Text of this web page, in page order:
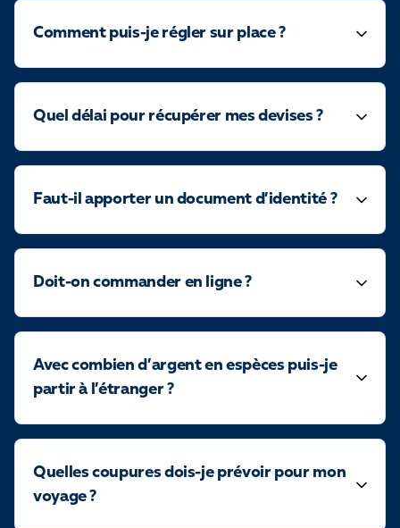
Comment puis-je régler sur place ?
Quel délai pour récupérer mes devises ?
Faut-il apporter un document d’identité ?
Doit-on commander en ligne ?
Avec combien d’argent en espèces puis-je
partir à l’étranger ?
Quelles coupures dois-je prévoir pour mon
voyage ?